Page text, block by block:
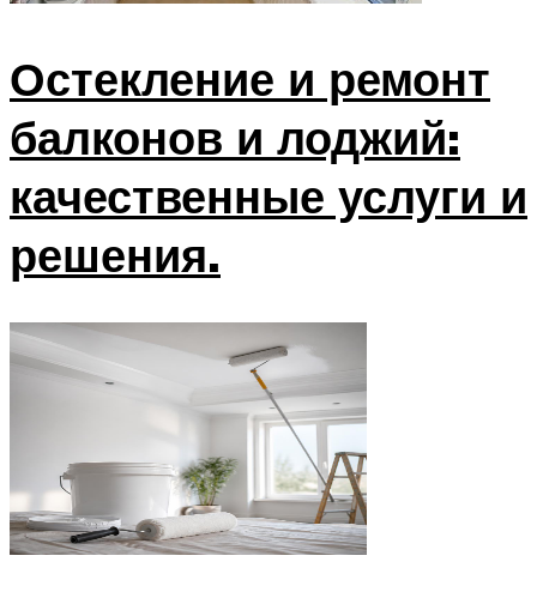
Остекление и ремонт
балконов и лоджий:
качественные услуги и
решения.